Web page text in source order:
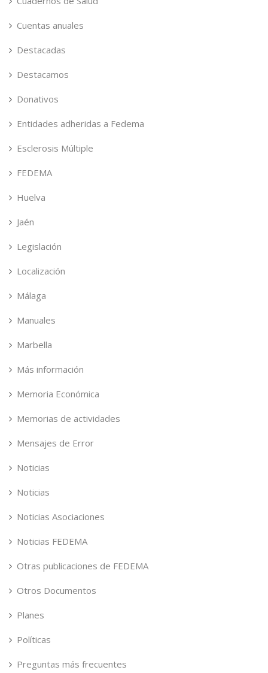
Cuentas anuales
Destacadas
Destacamos
Donativos
Entidades adheridas a Fedema
Esclerosis Múltiple
FEDEMA
Huelva
Jaén
Legislación
Localización
Málaga
Manuales
Marbella
Más información
Memoria Económica
Memorias de actividades
Mensajes de Error
Noticias
Noticias
Noticias Asociaciones
Noticias FEDEMA
Otras publicaciones de FEDEMA
Otros Documentos
Planes
Políticas
Preguntas más frecuentes